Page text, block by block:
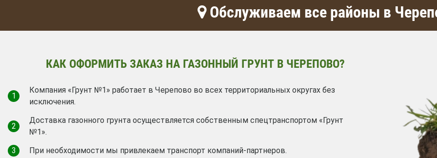
Обслуживаем все районы в
КАК ОФОРМИТЬ ЗАКАЗ НА ГАЗОННЫЙ ГРУНТ В ЧЕРЕПОВО?
1
Компания «Грунт №1» работает в Черепово во всех территориальных округах без
исключения.
2
Доставка газонного грунта осуществляется собственным спецтранспортом «Грунт
№1».
3
При необходимости мы привлекаем транспорт компаний-партнеров.